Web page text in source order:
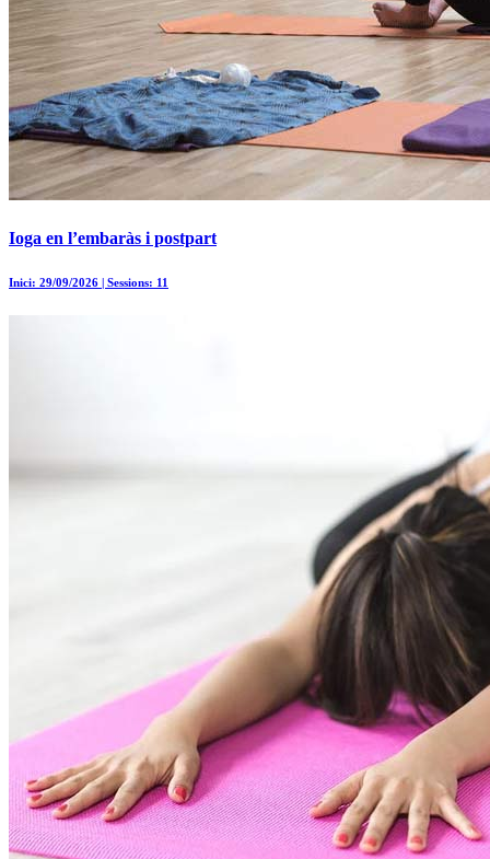
Ioga en l’embaràs i postpart
Inici: 29/09/2026 | Sessions: 11